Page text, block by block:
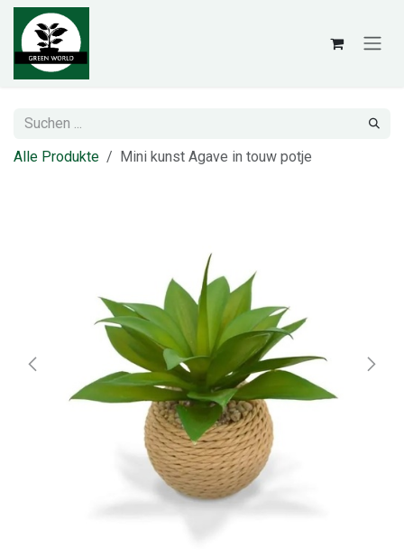
Zum Inhalt springen
Alle Produkte Mini kunst Agave in touw potje